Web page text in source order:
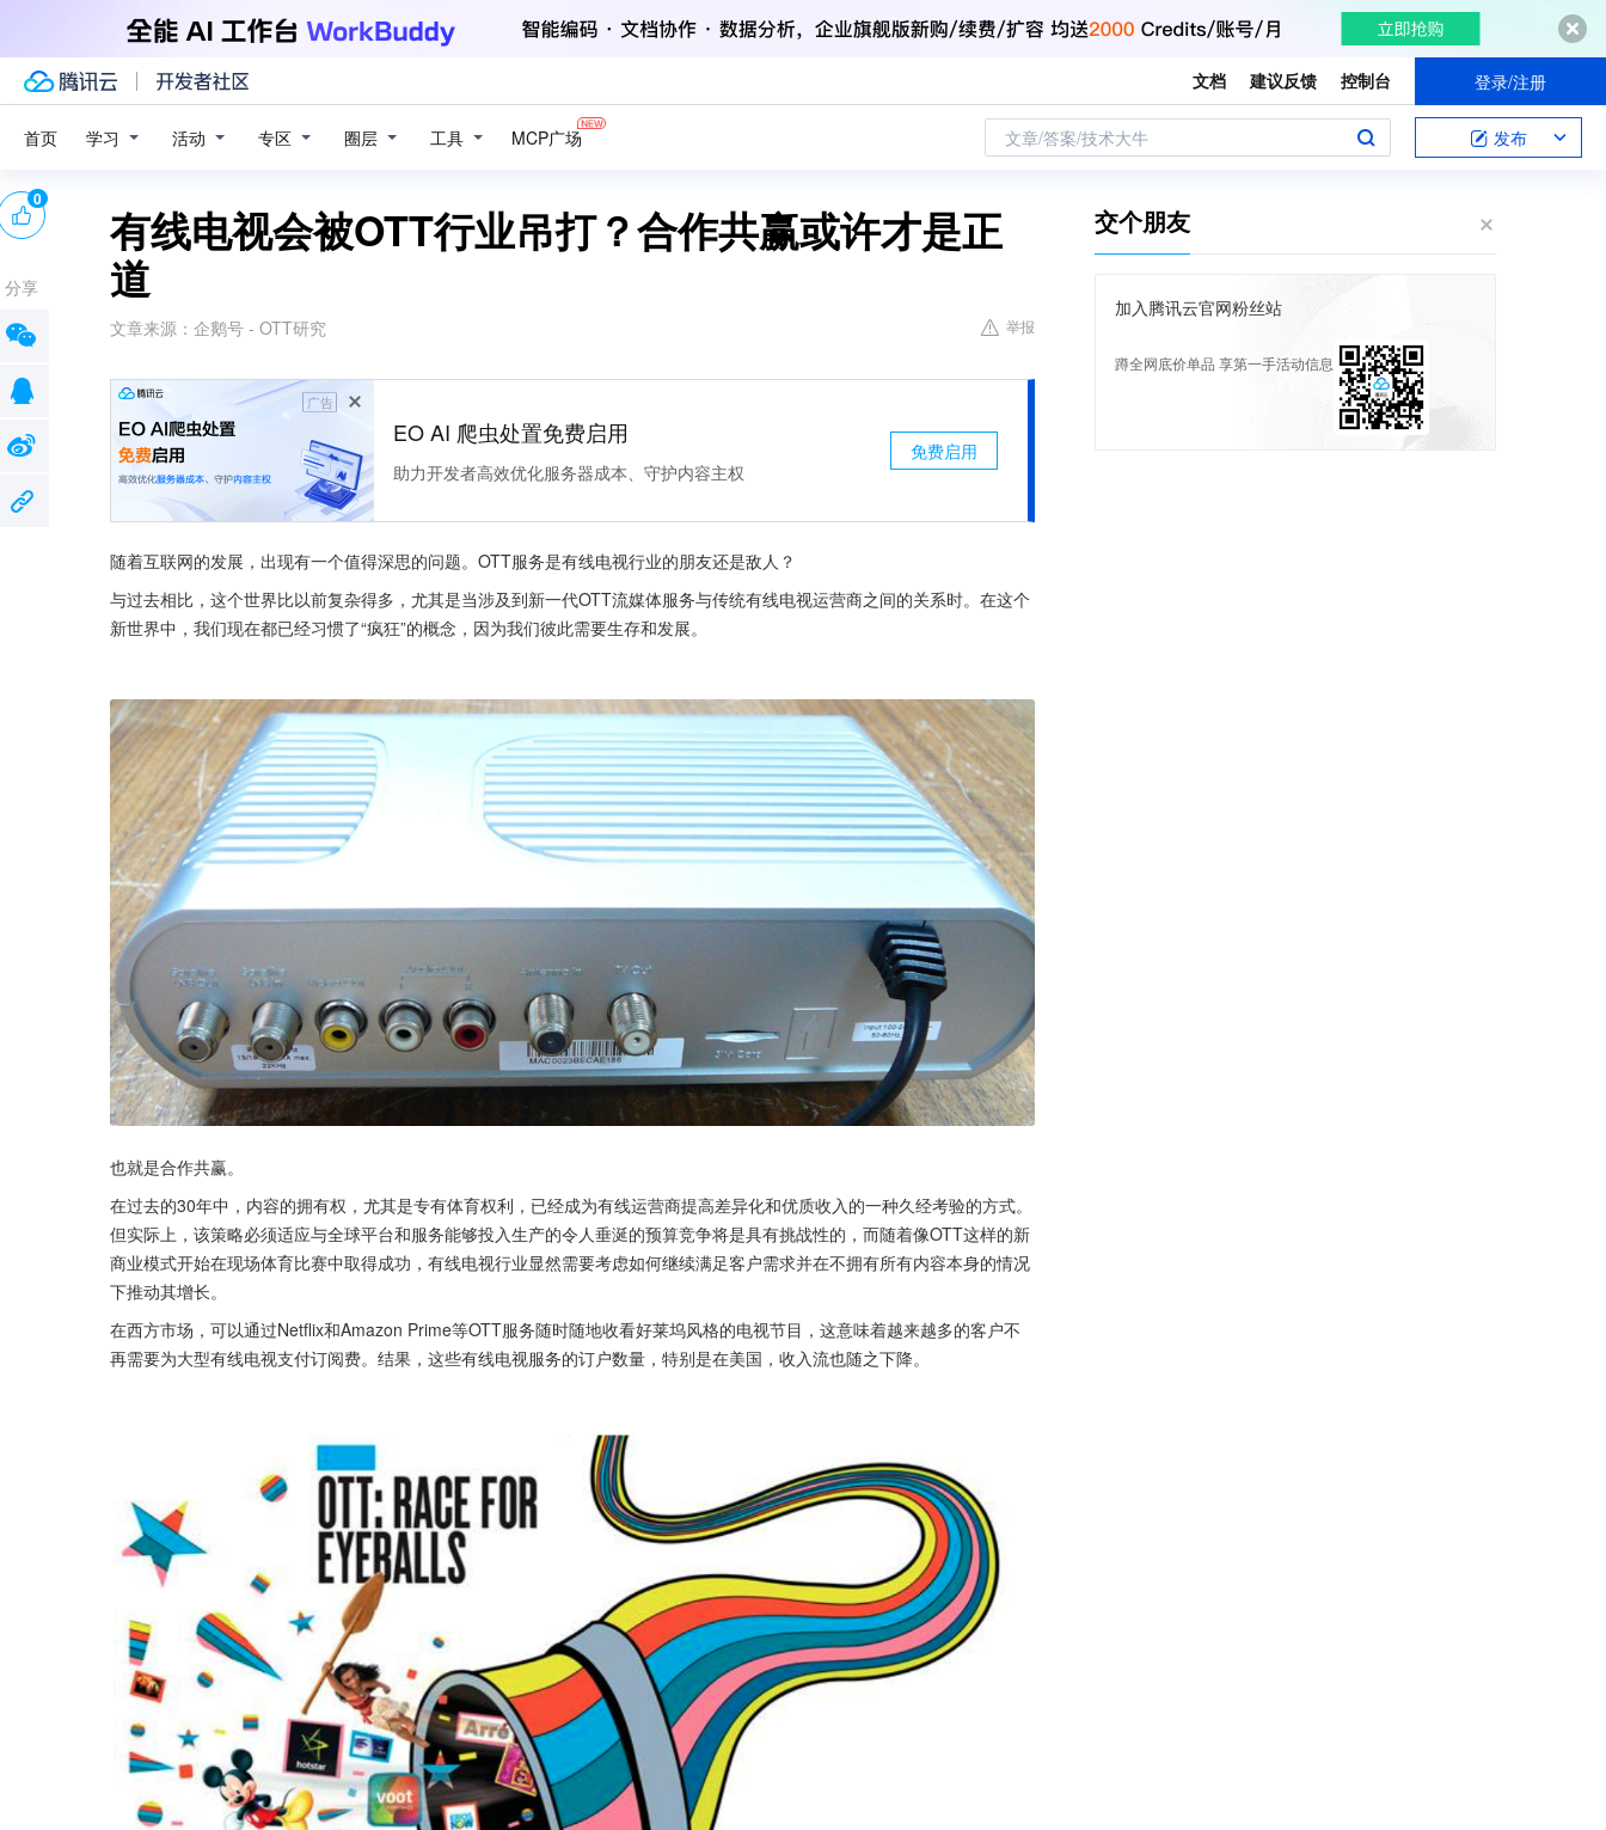
文档 建议反馈 控制台 登录/注册
首页 学习 活动 专区 圈层 工具 MCP广场 文章/答案/技术大牛 发布
有线电视会被OTT行业吊打？合作共赢或许才是正
道
文章来源： 企鹅号 - OTT研究 举报
广告
EO AI 爬虫处置免费启用
助力开发者高效优化服务器成本、守护内容主权
免费启用
随着互联网的发展，出现有一个值得深思的问题。OTT服务是有线电视行业的朋友还是敌人？
与过去相比，这个世界比以前复杂得多，尤其是当涉及到新一代OTT流媒体服务与传统有线电视运营商之间的关系时。在这个
新世界中，我们现在都已经习惯了“疯狂”的概念，因为我们彼此需要生存和发展。
也就是合作共赢。
在过去的30年中，内容的拥有权，尤其是专有体育权利，已经成为有线运营商提高差异化和优质收入的一种久经考验的方式。
但实际上，该策略必须适应与全球平台和服务能够投入生产的令人垂涎的预算竞争将是具有挑战性的，而随着像OTT这样的新
商业模式开始在现场体育比赛中取得成功，有线电视行业显然需要考虑如何继续满足客户需求并在不拥有所有内容本身的情况
下推动其增长。
在西方市场，可以通过Netflix和Amazon Prime等OTT服务随时随地收看好莱坞风格的电视节目，这意味着越来越多的客户不
再需要为大型有线电视支付订阅费。结果，这些有线电视服务的订户数量，特别是在美国，收入流也随之下降。
0
分享
交个朋友
加入腾讯云官网粉丝站
蹲全网底价单品 享第一手活动信息